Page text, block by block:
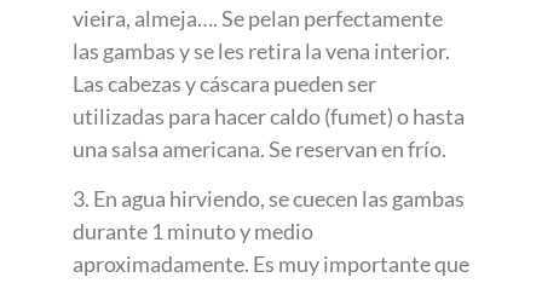
vieira, almeja…. Se pelan perfectamente
las gambas y se les retira la vena interior.
Las cabezas y cáscara pueden ser
utilizadas para hacer caldo (fumet) o hasta
una salsa americana. Se reservan en frío.
3. En agua hirviendo, se cuecen las gambas
durante 1 minuto y medio
aproximadamente. Es muy importante que